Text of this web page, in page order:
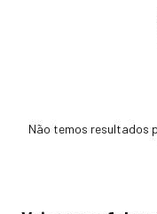
Não temos resultados